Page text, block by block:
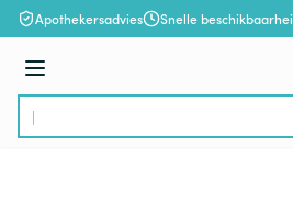
Ga naar de inhoud
Apothekersadvies Snelle
Menu
Product, merk, categorie...